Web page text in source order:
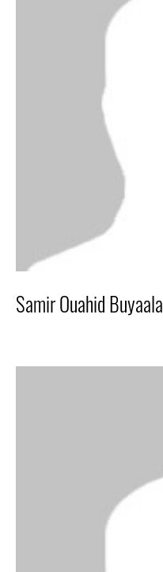
Samir Ouahid Buyaala